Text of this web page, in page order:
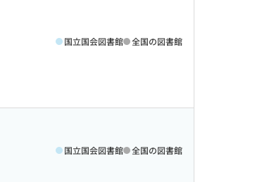
国立国会図書館 全国の図書館
国立国会図書館 全国の図書館